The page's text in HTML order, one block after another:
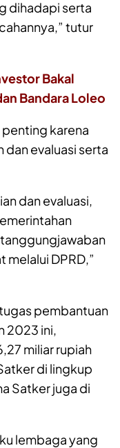
dihadapi serta
tutur
Bakal
Bandara Loleo
karena
dan evaluasi serta
dan evaluasi,
DPRD,”
pembantuan
2023 ini,
miliar rupiah
di lingkup
Satker juga di
lembaga yang